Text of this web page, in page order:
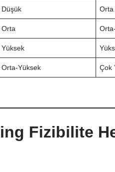
Düşük Orta
Orta
Yüksek
Orta-Yüksek Çok
Fizibilite